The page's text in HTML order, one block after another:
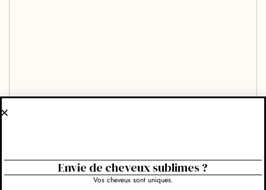
Envie de cheveux sublimes ?
Vos cheveux sont uniques.